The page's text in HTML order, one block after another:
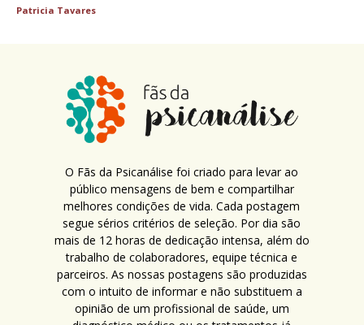
Patricia Tavares
O Fãs da Psicanálise foi criado para levar ao
público mensagens de bem e compartilhar
melhores condições de vida. Cada postagem
segue sérios critérios de seleção. Por dia são
mais de 12 horas de dedicação intensa, além do
trabalho de colaboradores, equipe técnica e
parceiros. As nossas postagens são produzidas
com o intuito de informar e não substituem a
opinião de um profissional de saúde, um